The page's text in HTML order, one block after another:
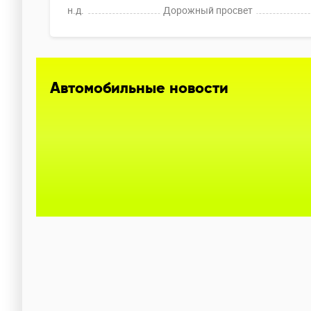
н.д. Дорожный просвет
Автомобильные новости